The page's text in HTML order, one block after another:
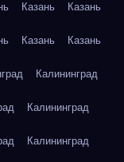
Казань Казань
Казань Казань
Калининград
Калининград
Калининград